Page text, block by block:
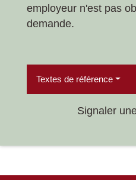
employeur n'est pas
demande.
Textes de référence
Signaler